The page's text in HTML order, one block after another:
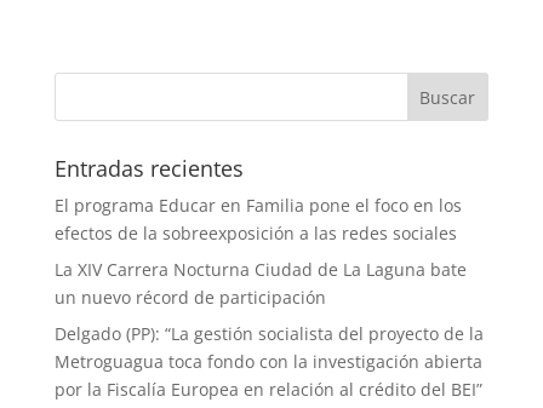
Entradas recientes
El programa Educar en Familia pone el foco en los
efectos de la sobreexposición a las redes sociales
La XIV Carrera Nocturna Ciudad de La Laguna bate
un nuevo récord de participación
Delgado (PP): “La gestión socialista del proyecto de la
Metroguagua toca fondo con la investigación abierta
por la Fiscalía Europea en relación al crédito del BEI”